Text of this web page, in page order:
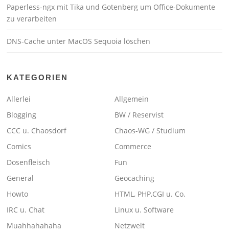
Paperless-ngx mit Tika und Gotenberg um Office-Dokumente
zu verarbeiten
DNS-Cache unter MacOS Sequoia löschen
KATEGORIEN
Allerlei
Allgemein
Blogging
BW / Reservist
CCC u. Chaosdorf
Chaos-WG / Studium
Comics
Commerce
Dosenfleisch
Fun
General
Geocaching
Howto
HTML, PHP,CGI u. Co.
IRC u. Chat
Linux u. Software
Muahhahahaha
Netzwelt